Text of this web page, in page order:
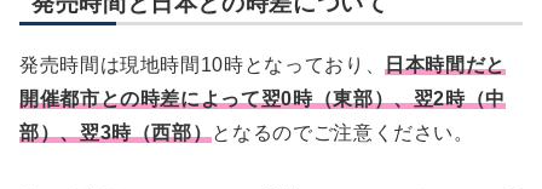
発売時間は現地時間10時となっており、日本時間だと
開催都市との時差によって翌0時（東部）、翌2時（中
部）、翌3時（西部）となるのでご注意ください。